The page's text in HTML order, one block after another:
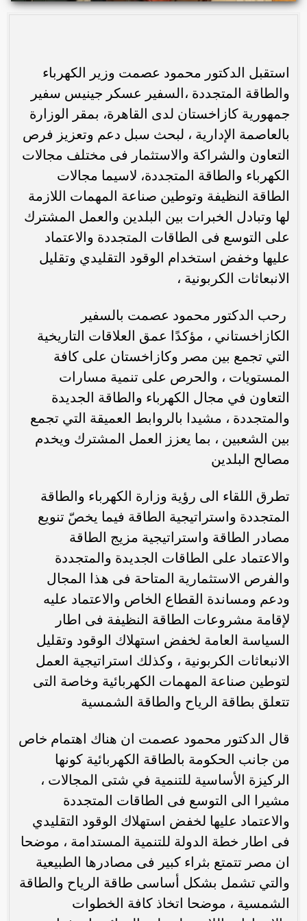
استقبل الدكتور محمود عصمت وزير الكهرباء
والطاقة المتجددة ،السفير عسكر جينيس سفير
جمهورية كازاخستان لدى القاهرة، بمقر الوزارة
بالعاصمة الإدارية ، لبحث سبل دعم وتعزيز فرص
التعاون والشراكة والاستثمار فى مختلف مجالات
الكهرباء والطاقة المتجددة، لاسيما مجالات
الطاقة النظيفة وتوطين صناعة المهمات اللازمة
لها وتبادل الخبرات بين البلدين والعمل المشترك
على التوسع فى الطاقات المتجددة والاعتماد
عليها وخفض استخدام الوقود التقليدي وتقليل
الانبعاثات الكربونية ،
‏‎ رحب الدكتور محمود عصمت بالسفير
الكازاخستاني ، مؤكدًا عمق العلاقات التاريخية
التي تجمع بين مصر وكازاخستان على كافة
المستويات ، والحرص على تنمية مسارات
التعاون في مجال الكهرباء والطاقة الجديدة
والمتجددة ، مشيدا بالروابط العميقة التي تجمع
بين الشعبين ، بما يعزز العمل المشترك ويخدم
مصالح البلدين
تطرق اللقاء الى رؤية وزارة الكهرباء والطاقة
المتجددة واستراتيجية الطاقة فيما يخصّ تنويع
مصادر الطاقة واستراتيجية مزيج الطاقة
والاعتماد على الطاقات الجديدة والمتجددة
والفرص الاستثمارية المتاحة فى هذا المجال
ودعم ومساندة القطاع الخاص والاعتماد عليه
لإقامة مشروعات الطاقة النظيفة فى اطار
السياسة العامة لخفض استهلاك الوقود وتقليل
الانبعاثات الكربونية ، وكذلك استراتيجية العمل
لتوطين صناعة المهمات الكهربائية وخاصة التى
تتعلق بطاقة الرياح والطاقة الشمسية
قال الدكتور محمود عصمت ان هناك اهتمام خاص
من جانب الحكومة بالطاقة الكهربائية كونها
الركيزة الأساسية للتنمية في شتى المجالات ،
مشيرا الى التوسع فى الطاقات المتجددة
والاعتماد عليها لخفض استهلاك الوقود التقليدي
فى اطار خطة الدولة للتنمية المستدامة ، موضحا
ان مصر تتمتع بثراء كبير فى مصادرها الطبيعية
والتي تشمل بشكل أساسى طاقة الرياح والطاقة
الشمسية ، موضحا اتخاذ كافة الخطوات